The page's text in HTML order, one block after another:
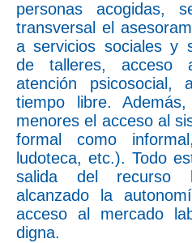
personas acogidas,
transversal el
a servicios sociales y
de talleres, acceso
atención
tiempo libre.
menores el acceso al
formal como
ludoteca, etc.). Todo
salida del recurso
alcanzado la
acceso al mercado
digna.